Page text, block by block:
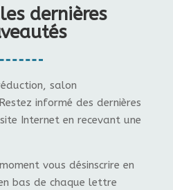
dernières
salon
informé des dernières
Internet en recevant une
vous désinscrire en
bas de chaque lettre